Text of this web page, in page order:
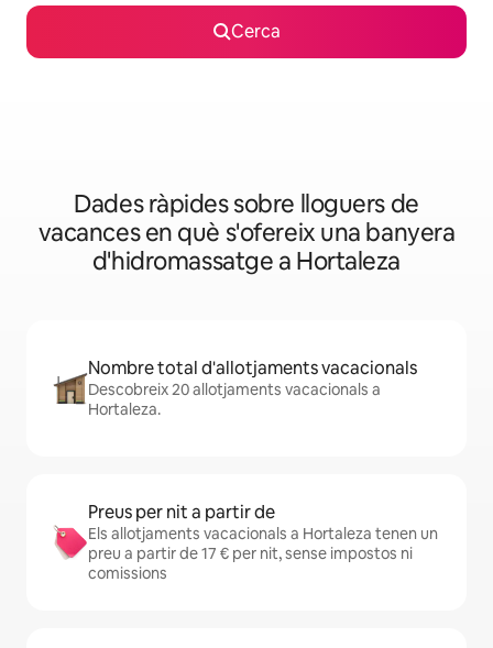
Cerca
Dades ràpides sobre lloguers de
vacances en què s'ofereix una banyera
d'hidromassatge a Hortaleza
Nombre total d'allotjaments vacacionals
Descobreix 20 allotjaments vacacionals a
Hortaleza.
Preus per nit a partir de
Els allotjaments vacacionals a Hortaleza tenen un
preu a partir de 17 € per nit, sense impostos ni
comissions